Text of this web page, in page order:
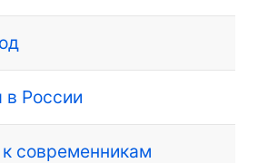
в России
современникам